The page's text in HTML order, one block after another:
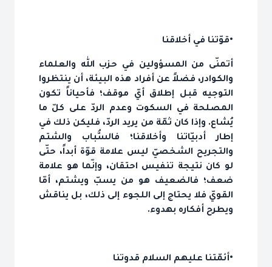
•قوّتنا في أخلاقنا
أتمنّى من المسؤولين في حزب الله والعلماء
والكوادر، فضلاً عن أفراد هذه البيئة، أن ينتظروا
التوجيه قبل إطلاق أيّ موقف؛ فأحياناً تكون
المصلحة في السكوت وعدم الردّ على كلّ ما
يُشاع. وإذا كان ثمّة من يريد الردّ، فليكن ذلك في
إطار أدبيّاتنا وأخلاقنا؛ فالسُّباب والشتم
والتجريح الشخصيّ ليس علامة قوّة أبداً، حتّى
لو كان نتيجة تنفيس احتقان، وإنّما هو علامة
ضعف؛ فالضعيف هو من يسبّ ويشتم، أمّا
القويّ فلا يحتاج إلى اللجوء إلى ذلك، بل يناقش
ويطرح أفكاره بهدوء.
•أئمّتنا عليهم السلام قدوتنا